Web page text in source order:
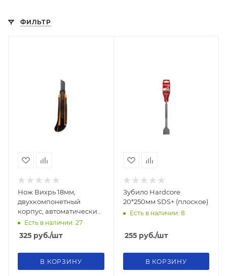
ФИЛЬТР
Нож Вихрь 18мм,
двухкомпонетный
корпус, автоматический
фиксатор
Есть в наличии: 27
325 руб./шт
В КОРЗИНУ
Зубило Hardcore
20*250мм SDS+ (плоское)
Есть в наличии: 8
255руб./шт
В КОРЗИНУ